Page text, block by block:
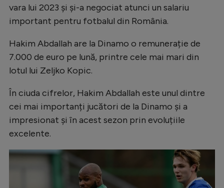
vara lui 2023 și și-a negociat atunci un salariu
important pentru fotbalul din România.
Hakim Abdallah are la Dinamo o remunerație de
7.000 de euro pe lună, printre cele mai mari din
lotul lui Zeljko Kopic.
În ciuda cifrelor, Hakim Abdallah este unul dintre
cei mai importanți jucători de la Dinamo și a
impresionat și în acest sezon prin evoluțiile
excelente.